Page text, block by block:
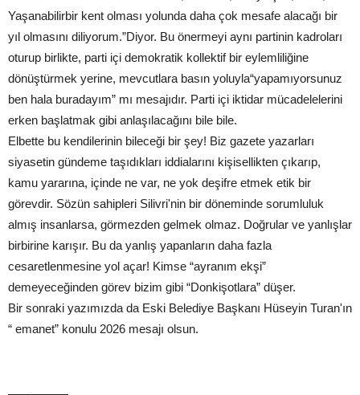
Yaşanabilirbir kent olması yolunda daha çok mesafe alacağı bir
yıl olmasını diliyorum.”Diyor. Bu önermeyi aynı partinin kadroları
oturup birlikte, parti içi demokratik kollektif bir eylemliliğine
dönüştürmek yerine, mevcutlara basın yoluyla“yapamıyorsunuz
ben hala buradayım” mı mesajıdır. Parti içi iktidar mücadelelerini
erken başlatmak gibi anlaşılacağını bile bile.
Elbette bu kendilerinin bileceği bir şey! Biz gazete yazarları
siyasetin gündeme taşıdıkları iddialarını kişisellikten çıkarıp,
kamu yararına, içinde ne var, ne yok deşifre etmek etik bir
görevdir. Sözün sahipleri Silivri'nin bir döneminde sorumluluk
almış insanlarsa, görmezden gelmek olmaz. Doğrular ve yanlışlar
birbirine karışır. Bu da yanlış yapanların daha fazla
cesaretlenmesine yol açar! Kimse “ayranım ekşi”
demeyeceğinden görev bizim gibi “Donkişotlara” düşer.
Bir sonraki yazımızda da Eski Belediye Başkanı Hüseyin Turan'ın
“ emanet” konulu 2026 mesajı olsun.